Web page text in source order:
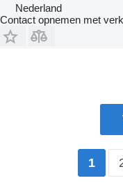
Nederland
Contact opnemen met
1